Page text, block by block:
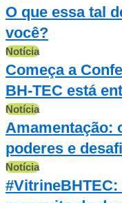
O que essa tal
você?
Notícia
Começa a
BH-TEC está
Notícia
Amamentação:
poderes e
Notícia